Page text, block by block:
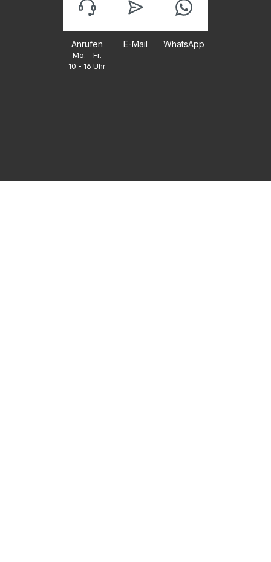
Anrufen
Mo. - Fr.
10 - 16 Uhr
E-Mail WhatsApp